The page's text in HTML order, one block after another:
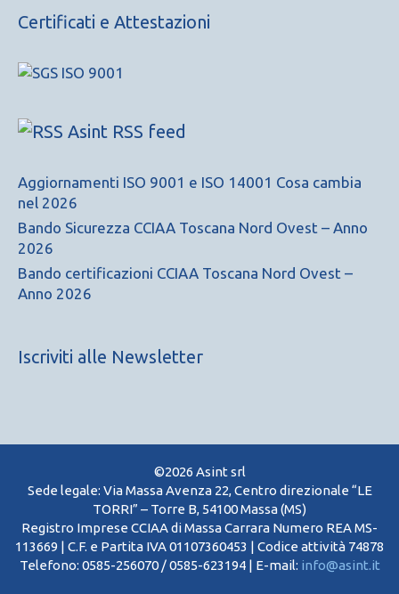
Certificati e Attestazioni
Asint RSS feed
Aggiornamenti ISO 9001 e ISO 14001 Cosa cambia
nel 2026
Bando Sicurezza CCIAA Toscana Nord Ovest – Anno
2026
Bando certificazioni CCIAA Toscana Nord Ovest –
Anno 2026
Iscriviti alle Newsletter
©2026 Asint srl
Sede legale: Via Massa Avenza 22, Centro direzionale “LE
TORRI” – Torre B, 54100 Massa (MS)
Registro Imprese CCIAA di Massa Carrara Numero REA MS-
113669 | C.F. e Partita IVA 01107360453 | Codice attività 74878
Telefono: 0585-256070 / 0585-623194 | E-mail: info@asint.it